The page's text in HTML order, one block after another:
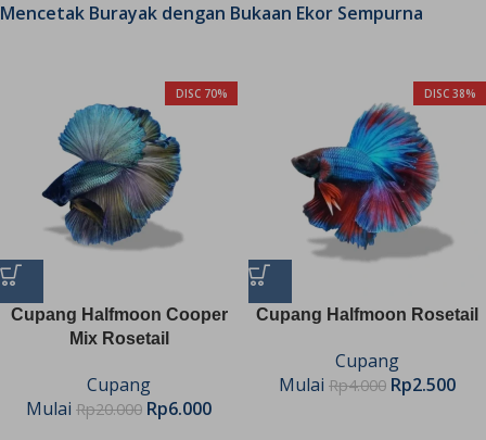
Mencetak Burayak dengan Bukaan Ekor Sempurna
DISC 70%
Cupang Halfmoon Cooper
Mix Rosetail
Cupang
Mulai Rp20.000 Rp6.000
DISC 38%
Cupang Halfmoon Rosetail
Cupang
Mulai Rp4.000 Rp2.500